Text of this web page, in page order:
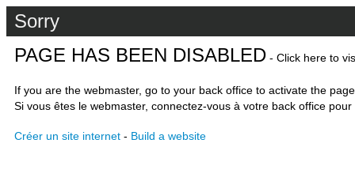
Sorry
PAGE HAS BEEN DISABLED - Click here to
If you are the webmaster, go to your back office to activate the
Si vous êtes le webmaster, connectez-vous à votre back office
Créer un site internet - Build a website